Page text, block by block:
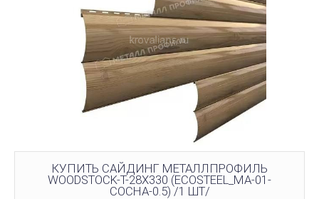
КУПИТЬ САЙДИНГ МЕТАЛЛПРОФИЛЬ
WOODSTOCK-Т-28Х330 (ECOSTEEL_MA-01-
СОСНА-0.5) /1 ШТ/